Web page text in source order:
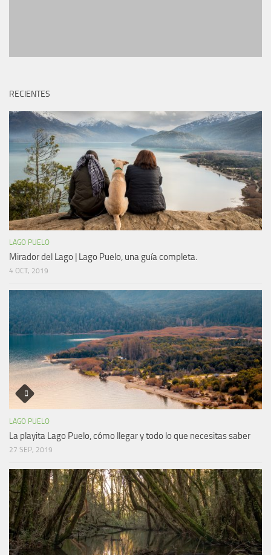
RECIENTES
LAGO PUELO
Mirador del Lago | Lago Puelo, una guía completa.
4 OCT, 2019
LAGO PUELO
La playita Lago Puelo, cómo llegar y todo lo que necesitas saber
27 SEP, 2019